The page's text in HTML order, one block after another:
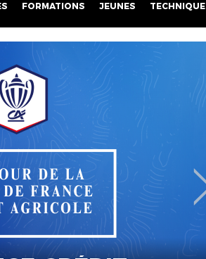
FORMATIONS JEUNES TECHNIQUE